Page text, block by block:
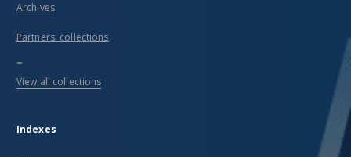
Archives
Partners' collections
...
View all collections
Indexes